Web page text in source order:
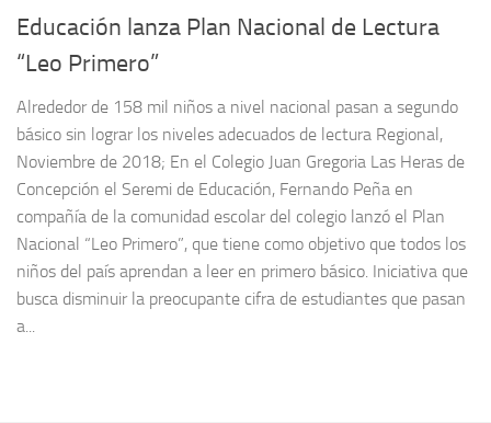
Educación lanza Plan Nacional de Lectura
“Leo Primero”
Alrededor de 158 mil niños a nivel nacional pasan a segundo
básico sin lograr los niveles adecuados de lectura Regional,
Noviembre de 2018; En el Colegio Juan Gregoria Las Heras de
Concepción el Seremi de Educación, Fernando Peña en
compañía de la comunidad escolar del colegio lanzó el Plan
Nacional “Leo Primero”, que tiene como objetivo que todos los
niños del país aprendan a leer en primero básico. Iniciativa que
busca disminuir la preocupante cifra de estudiantes que pasan
a...